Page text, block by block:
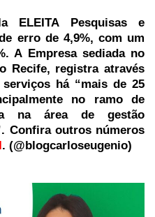
ELEITA Pesquisas e
erro de 4,9%, com um
A Empresa sediada no
Recife, registra através
há “mais de 25
no ramo de
na área de gestão
Confira outros números
. (@blogcarloseugenio)